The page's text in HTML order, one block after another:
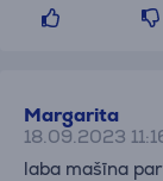
Margarita
18.09.2023
laba mašīna